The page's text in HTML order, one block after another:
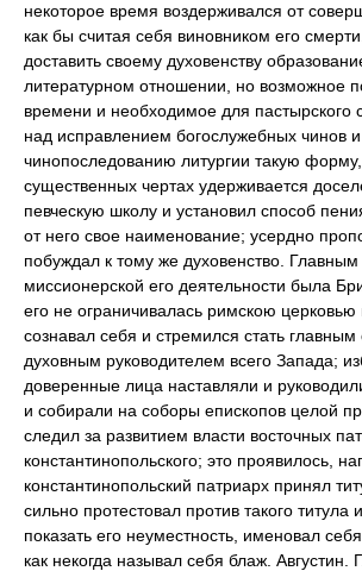
некоторое время воздерживался от
как бы считая себя виновником его
доставить своему духовенству
литературном отношении, но возможное
времени и необходимое для пастырского
над исправлением богослужебных чинов
чинопоследованию литургии такую
существенных чертах удерживается
певческую школу и установил способ
от него свое наименование; усердно
побуждал к тому же духовенство.
миссионерской его деятельности была
его не ограничивалась римскою
сознавал себя и стремился стать
духовным руководителем всего Запада;
доверенные лица наставляли и
и собирали на соборы епископов целой
следил за развитием власти восточных
константинопольского; это проявилось,
константинопольский патриарх принял
сильно протестовал против такого титула
показать его неуместность, именовал
как некогда называл себя блаж. Августин.